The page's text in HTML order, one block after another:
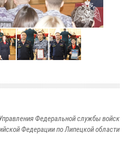
Федеральной службы войск
Федерации по Липецкой области